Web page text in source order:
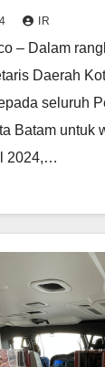
IR
– Dalam
Daerah
seluruh
Batam untuk
2024,…